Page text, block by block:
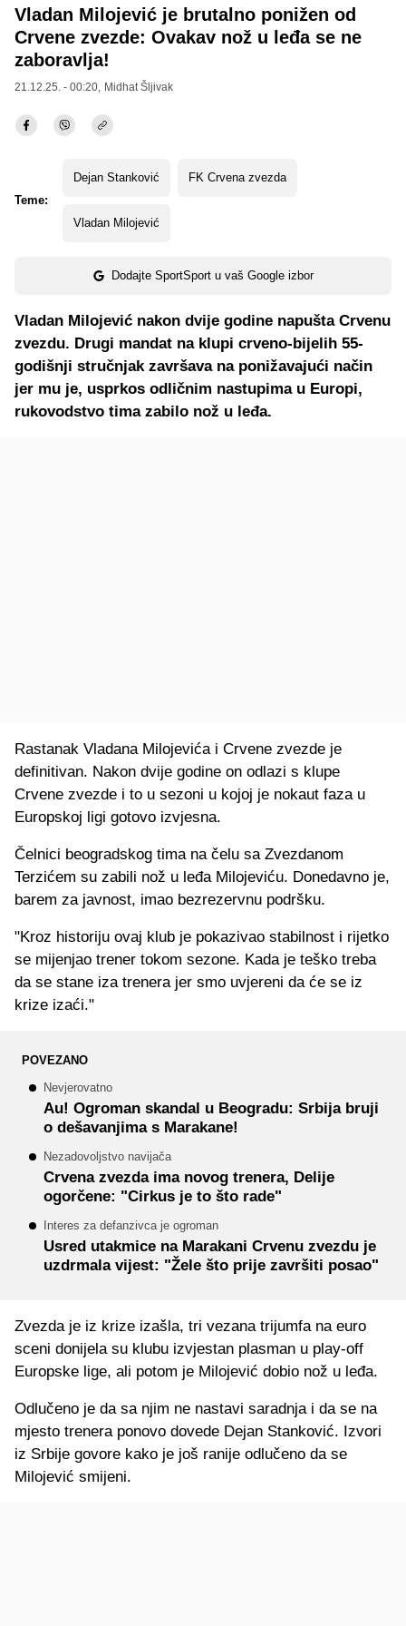
Vladan Milojević je brutalno ponižen od
Crvene zvezde: Ovakav nož u leđa se ne
zaboravlja!
21.12.25. - 00:20, Midhat Šljivak
Teme:
Dejan Stanković FK Crvena zvezda
Vladan Milojević
Dodajte SportSport u vaš Google izbor
Vladan Milojević nakon dvije godine napušta Crvenu
zvezdu. Drugi mandat na klupi crveno-bijelih 55-
godišnji stručnjak završava na ponižavajući način
jer mu je, usprkos odličnim nastupima u Europi,
rukovodstvo tima zabilo nož u leđa.
Rastanak Vladana Milojevića i Crvene zvezde je
definitivan. Nakon dvije godine on odlazi s klupe
Crvene zvezde i to u sezoni u kojoj je nokaut faza u
Europskoj ligi gotovo izvjesna.
Čelnici beogradskog tima na čelu sa Zvezdanom
Terzićem su zabili nož u leđa Milojeviću. Donedavno je,
barem za javnost, imao bezrezervnu podršku.
"Kroz historiju ovaj klub je pokazivao stabilnost i rijetko
se mijenjao trener tokom sezone. Kada je teško treba
da se stane iza trenera jer smo uvjereni da će se iz
krize izaći."
POVEZANO
Nevjerovatno
Au! Ogroman skandal u Beogradu: Srbija bruji
o dešavanjima s Marakane!
Nezadovoljstvo navijača
Crvena zvezda ima novog trenera, Delije
ogorčene: "Cirkus je to što rade"
Interes za defanzivca je ogroman
Usred utakmice na Marakani Crvenu zvezdu je
uzdrmala vijest: "Žele što prije završiti posao"
Zvezda je iz krize izašla, tri vezana trijumfa na euro
sceni donijela su klubu izvjestan plasman u play-off
Europske lige, ali potom je Milojević dobio nož u leđa.
Odlučeno je da sa njim ne nastavi saradnja i da se na
mjesto trenera ponovo dovede Dejan Stanković. Izvori
iz Srbije govore kako je još ranije odlučeno da se
Milojević smijeni.